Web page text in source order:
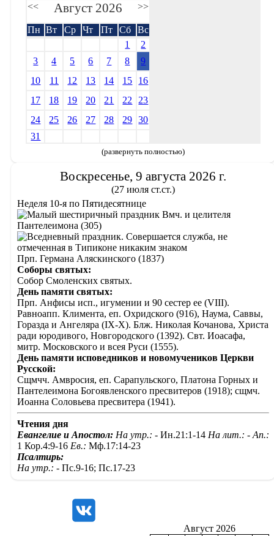
<< Август 2026 >>
Пн Вт Ср Чт Пт Сб
Вс
1
2
3
4 5 6 7 8
9
10
11 12 13 14 15
16
17
18 19 20 21 22
23
24
25 26 27 28 29
30
31
(развернуть полностью)
Воскресенье, 9 августа 2026 г.
(27 июля ст.ст.)
Неделя 10-я по Пятидесятнице
Вмч. и целителя
Пантелеимона (305)
Прп. Германа Аляскинского (1837)
Соборы святых:
Собор Смоленских святых.
День памяти святых:
Прп. Анфисы исп., игумении и 90 сестер ее (VIII).
Равноапп. Климента, еп. Охридского (916), Наума, Саввы,
Горазда и Ангеляра (IX-X). Блж. Николая Кочанова, Христа
ради юродивого, Новгородского (1392). Свт. Иоасафа,
митр. Московского и всея Руси (1555).
День памяти исповедников и новомучеников Церкви
Русской:
Сщмчч. Амвросия, еп. Сарапульского, Платона Горных и
Пантелеимона Богоявленского пресвитеров (1918); сщмч.
Иоанна Соловьева пресвитера (1941).
Чтения дня
Евангелие и Апостол: На утр.: - Ин.21:1-14 На лит.: - Ап.:
1 Кор.4:9-16 Ев.: Мф.17:14-23
Псалтирь:
На утр.: - Пс.9-16; Пс.17-23
Август 2026